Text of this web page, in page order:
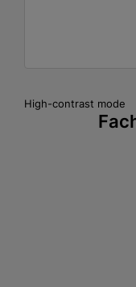
High-contrast mode